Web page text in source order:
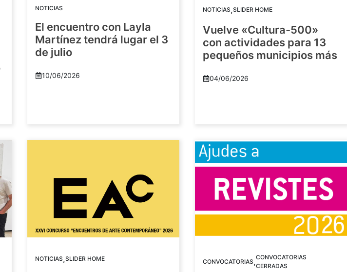
NOTICIAS
El encuentro con Layla
Martínez tendrá lugar el 3
de julio
10/06/2026
NOTICIAS,SLIDER HOME
Vuelve «Cultura-500»
con actividades para 13
pequeños municipios más
04/06/2026
NOTICIAS,SLIDER HOME CONVOCATORIAS,CONVOCATORIAS
CERRADAS